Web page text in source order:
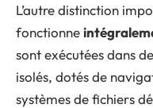
L’autre distinction
fonctionne
sont exécutées dans
isolés, dotés de
systèmes de fichiers